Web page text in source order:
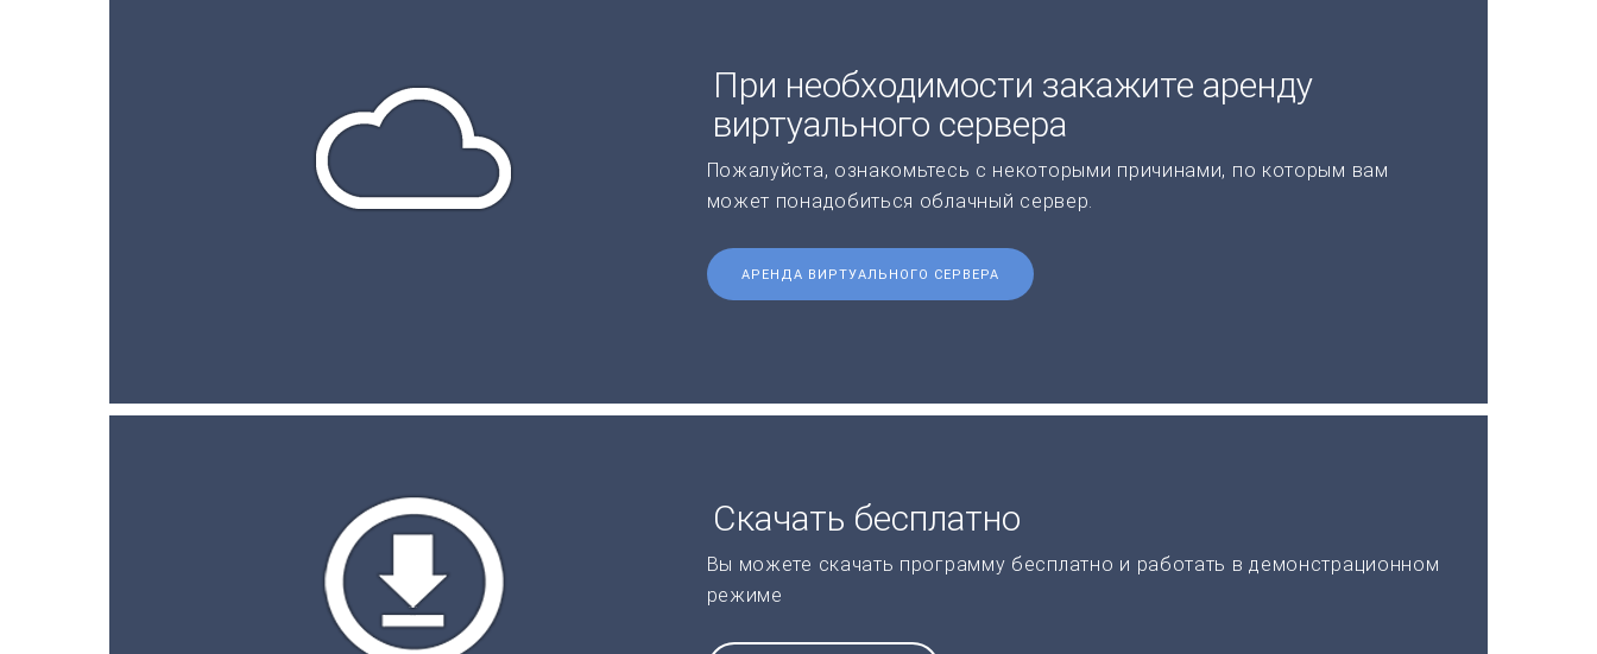
При необходимости закажите аренду
виртуального сервера
Пожалуйста, ознакомьтесь с некоторыми причинами, по которым вам
может понадобиться облачный сервер.
АРЕНДА ВИРТУАЛЬНОГО СЕРВЕРА
Скачать бесплатно
Вы можете скачать программу бесплатно и работать в демонстрационном
режиме